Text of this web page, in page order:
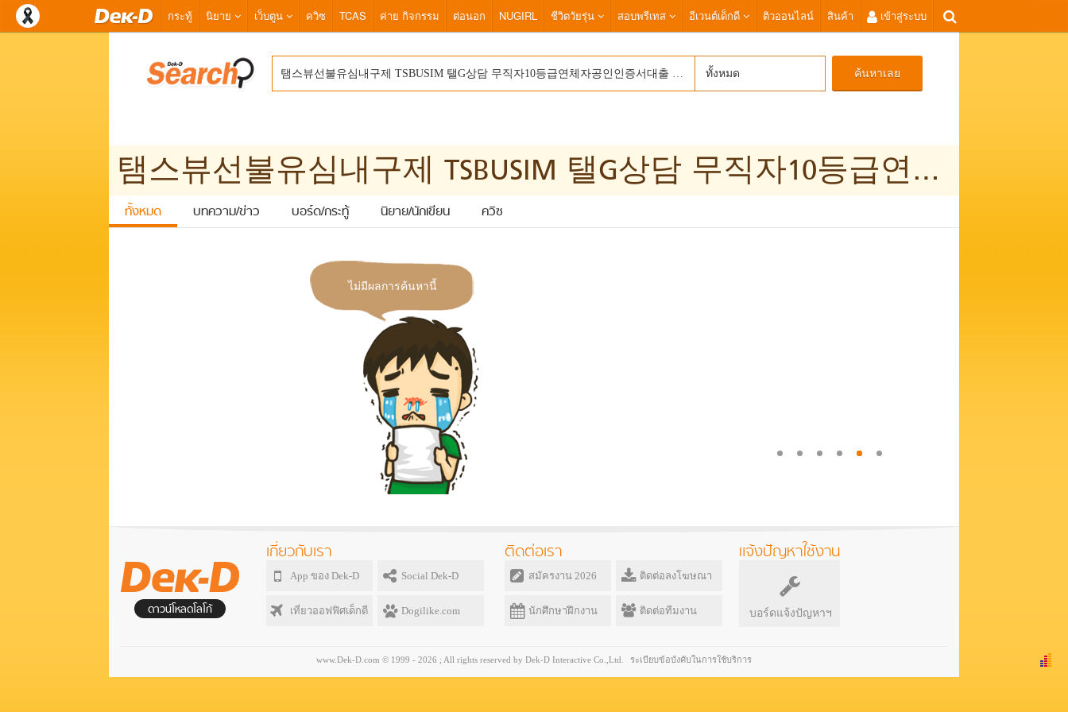
กระทู้ นิยาย เว็บตูน ควิซ TCAS ค่าย กิจกรรม ต่อนอก NUGIRL ชีวิตวัยรุ่น สอบพรีเทส อีเวนต์เด็กดี ติวออนไลน์ สินค้า เข้าสู่ระบบ
ทั้งหมด ค้นหาเลย
탬스뷰선불유심내구제 TSBUSIM 탤G상담 무직자10등급연체자공인인증서대출 선불폰유심매매 돈버는앱테크 김포시 선불유심 현금화방법
ทั้งหมด บทความ/ข่าว บอร์ด/กระทู้ นิยาย/นักเขียน ควิซ
ไม่มีผลการค้นหานี้
เกี่ยวกับเรา
App ของ Dek-D Social Dek-D
เที่ยวออฟฟิศเด็กดี Dogilike.com
ติดต่อเรา
สมัครงาน 2026 ติดต่อลงโฆษณา
นักศึกษาฝึกงาน ติดต่อทีมงาน
แจ้งปัญหาใช้งาน
บอร์ดแจ้งปัญหาฯ
ดาวน์โหลดโลโก้
www.Dek-D.com © 1999 - 2026 ; All rights reserved by Dek-D Interactive Co.,Ltd. ระเบียบข้อบังคับในการใช้บริการ